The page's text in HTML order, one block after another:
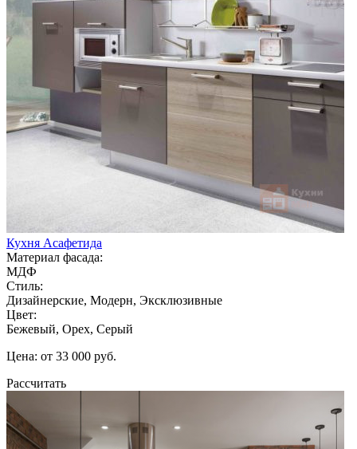
Кухня Асафетида
Материал фасада:
МДФ
Стиль:
Дизайнерские, Модерн, Эксклюзивные
Цвет:
Бежевый, Орех, Серый
Цена: от 33 000 руб.
Рассчитать